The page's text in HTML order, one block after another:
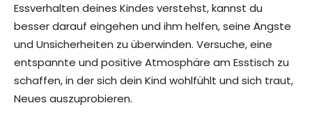
Essverhalten deines Kindes verstehst, kannst du
besser darauf eingehen und ihm helfen, seine Ängste
und Unsicherheiten zu überwinden. Versuche, eine
entspannte und positive Atmosphäre am Esstisch zu
schaffen, in der sich dein Kind wohlfühlt und sich traut,
Neues auszuprobieren.